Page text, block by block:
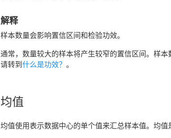
解释
样本数量会影响置信区间和检验功效。
通常，数量较大的样本将产生较窄的置信区间。样
请转到什么是功效？ 。
均值
均值使用表示数据中心的单个值来汇总样本值。 均值